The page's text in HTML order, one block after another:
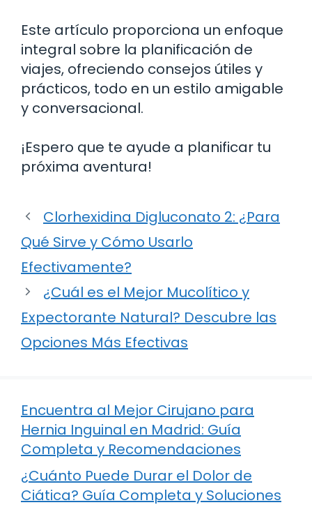
Este artículo proporciona un enfoque
integral sobre la planificación de
viajes, ofreciendo consejos útiles y
prácticos, todo en un estilo amigable
y conversacional.
¡Espero que te ayude a planificar tu
próxima aventura!
Clorhexidina Digluconato 2: ¿Para
Qué Sirve y Cómo Usarlo
Efectivamente?
¿Cuál es el Mejor Mucolítico y
Expectorante Natural? Descubre las
Opciones Más Efectivas
Encuentra al Mejor Cirujano para
Hernia Inguinal en Madrid: Guía
Completa y Recomendaciones
¿Cuánto Puede Durar el Dolor de
Ciática? Guía Completa y Soluciones